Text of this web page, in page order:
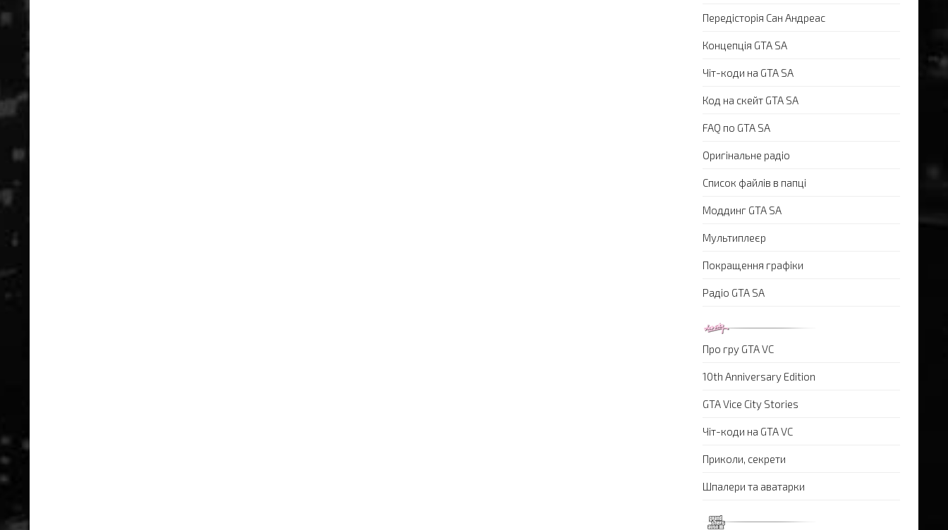
Передісторія Сан Андреас
Концепція GTA SA
Чіт-коди на GTA SA
Код на скейт GTA SA
FAQ по GTA SA
Оригінальне радіо
Список файлів в папці
Моддинг GTA SA
Мультиплеєр
Покращення графіки
Радіо GTA SA
Про гру GTA VC
10th Anniversary Edition
GTA Vice City Stories
Чіт-коди на GTA VC
Приколи, секрети
Шпалери та аватарки